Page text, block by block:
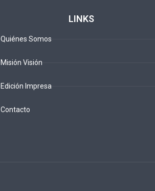
LINKS
Quiénes Somos
Misión Visión
Edición Impresa
Contacto